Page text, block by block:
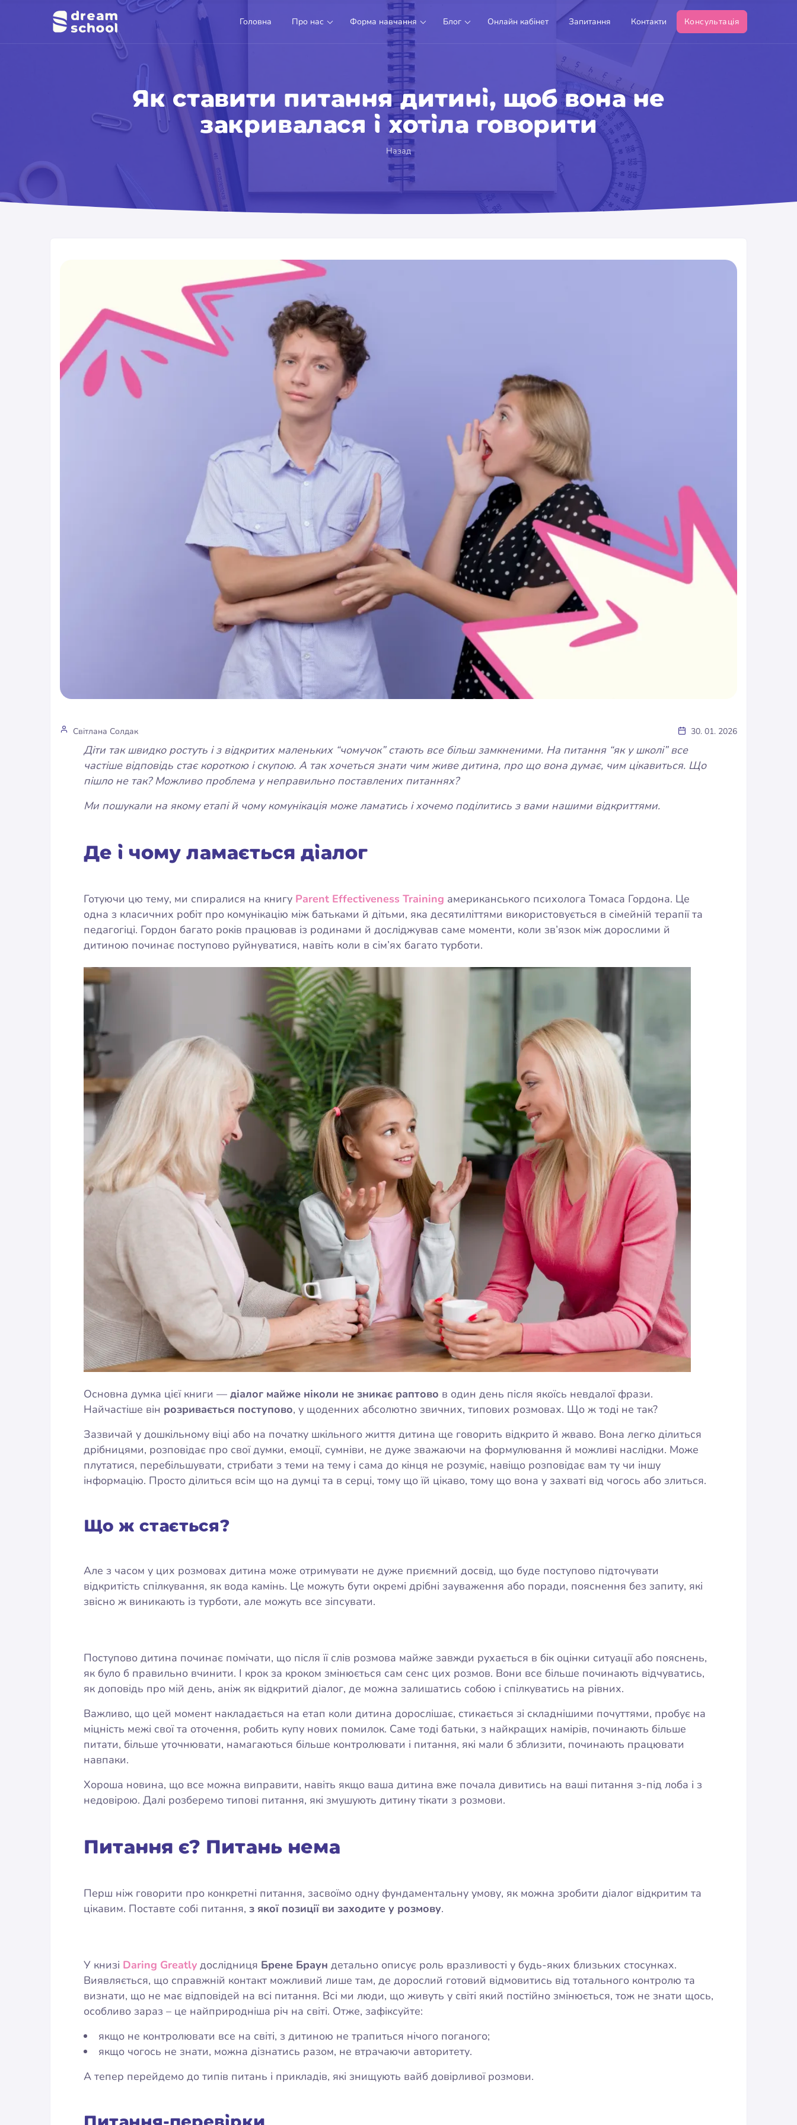
Головна Про нас Форма навчання Блог Онлайн кабінет Запитання Контакти Консультація
Як ставити питання дитині, щоб вона не
закривалася і хотіла говорити
Світлана Солдак 30. 01. 2026
Діти так швидко ростуть і з відкритих маленьких “чомучок” стають все більш замкненими. На питання “як у школі” все
частіше відповідь стає короткою і скупою. А так хочеться знати чим живе дитина, про що вона думає, чим цікавиться. Що
пішло не так? Можливо проблема у неправильно поставлених питаннях?
Ми пошукали на якому етапі й чому комунікація може ламатись і хочемо поділитись з вами нашими відкриттями.
Де і чому ламається діалог
Готуючи цю тему, ми спиралися на книгу Parent Effectiveness Training американського психолога Томаса Гордона. Це
одна з класичних робіт про комунікацію між батьками й дітьми, яка десятиліттями використовується в сімейній терапії та
педагогіці. Гордон багато років працював із родинами й досліджував саме моменти, коли зв’язок між дорослими й
дитиною починає поступово руйнуватися, навіть коли в сім’ях багато турботи.
Основна думка цієї книги — діалог майже ніколи не зникає раптово в один день після якоїсь невдалої фрази.
Найчастіше він розривається поступово, у щоденних абсолютно звичних, типових розмовах. Що ж тоді не так?
Зазвичай у дошкільному віці або на початку шкільного життя дитина ще говорить відкрито й жваво. Вона легко ділиться
дрібницями, розповідає про свої думки, емоції, сумніви, не дуже зважаючи на формулювання й можливі наслідки. Може
плутатися, перебільшувати, стрибати з теми на тему і сама до кінця не розуміє, навіщо розповідає вам ту чи іншу
інформацію. Просто ділиться всім що на думці та в серці, тому що їй цікаво, тому що вона у захваті від чогось або злиться.
Що ж стається?
Але з часом у цих розмовах дитина може отримувати не дуже приємний досвід, що буде поступово підточувати
відкритість спілкування, як вода камінь. Це можуть бути окремі дрібні зауваження або поради, пояснення без запиту, які
звісно ж виникають із турботи, але можуть все зіпсувати.
Поступово дитина починає помічати, що після її слів розмова майже завжди рухається в бік оцінки ситуації або пояснень,
як було б правильно вчинити. І крок за кроком змінюється сам сенс цих розмов. Вони все більше починають відчуватись,
як доповідь про мій день, аніж як відкритий діалог, де можна залишатись собою і спілкуватись на рівних.
Важливо, що цей момент накладається на етап коли дитина дорослішає, стикається зі складнішими почуттями, пробує на
міцність межі свої та оточення, робить купу нових помилок. Саме тоді батьки, з найкращих намірів, починають більше
питати, більше уточнювати, намагаються більше контролювати і питання, які мали б зблизити, починають працювати
навпаки.
Хороша новина, що все можна виправити, навіть якщо ваша дитина вже почала дивитись на ваші питання з-під лоба і з
недовірою. Далі розберемо типові питання, які змушують дитину тікати з розмови.
Питання є? Питань нема
Перш ніж говорити про конкретні питання, засвоїмо одну фундаментальну умову, як можна зробити діалог відкритим та
цікавим. Поставте собі питання, з якої позиції ви заходите у розмову.
У книзі Daring Greatly дослідниця Брене Браун детально описує роль вразливості у будь-яких близьких стосунках.
Виявляється, що справжній контакт можливий лише там, де дорослий готовий відмовитись від тотального контролю та
визнати, що не має відповідей на всі питання. Всі ми люди, що живуть у світі який постійно змінюється, тож не знати щось,
особливо зараз – це найприродніша річ на світі. Отже, зафіксуйте:
якщо не контролювати все на світі, з дитиною не трапиться нічого поганого;
якщо чогось не знати, можна дізнатись разом, не втрачаючи авторитету.
А тепер перейдемо до типів питань і прикладів, які знищують вайб довірливої розмови.